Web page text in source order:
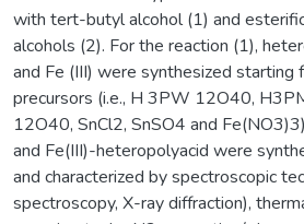
with tert-butyl alcohol (1) and
alcohols (2). For the reaction (1),
and Fe (III) were synthesized starting
precursors (i.e., H 3PW 12O40,
12O40, SnCl2, SnSO4 and
and Fe(III)-heteropolyacid were
and characterized by spectroscopic
spectroscopy, X-ray diffraction),